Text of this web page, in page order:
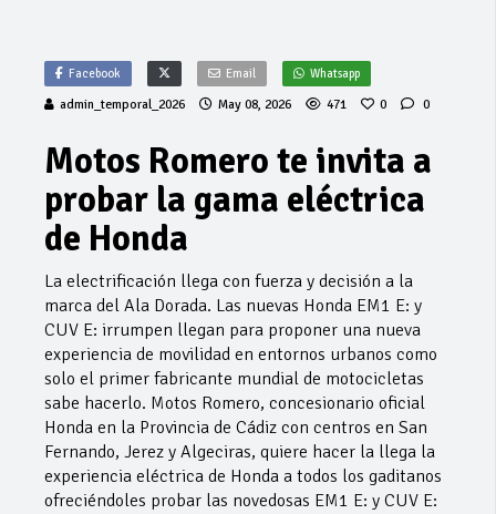
Facebook Email Whatsapp
admin_temporal_2026 May 08, 2026 471 0 0
Motos Romero te invita a
probar la gama eléctrica
de Honda
La electrificación llega con fuerza y decisión a la
marca del Ala Dorada. Las nuevas Honda EM1 E: y
CUV E: irrumpen llegan para proponer una nueva
experiencia de movilidad en entornos urbanos como
solo el primer fabricante mundial de motocicletas
sabe hacerlo. Motos Romero, concesionario oficial
Honda en la Provincia de Cádiz con centros en San
Fernando, Jerez y Algeciras, quiere hacer la llega la
experiencia eléctrica de Honda a todos los gaditanos
ofreciéndoles probar las novedosas EM1 E: y CUV E: